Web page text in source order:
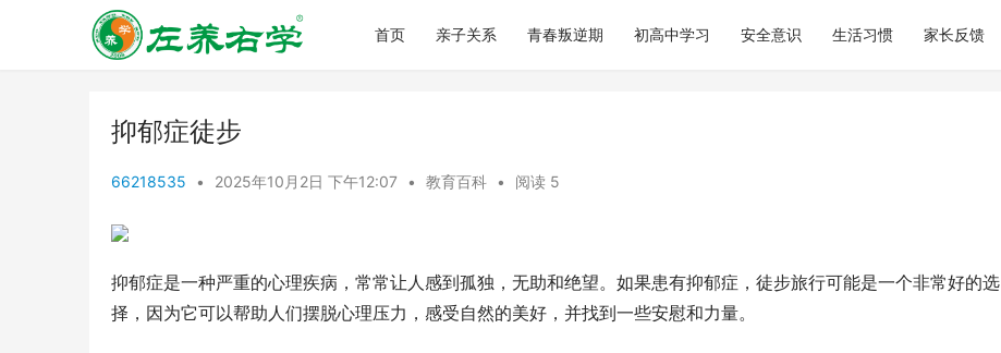
首页 亲子关系 青春叛逆期 初高中学习 安全意识 生活习惯 家长反馈
抑郁症徒步
66218535 • 2025年10月2日 下午12:07 • 教育百科 • 阅读 5
抑郁症是一种严重的心理疾病，常常让人感到孤独，无助和绝望。如果患有抑郁症，徒步旅行可能是一个非常好的选
择，因为它可以帮助人们摆脱心理压力，感受自然的美好，并找到一些安慰和力量。